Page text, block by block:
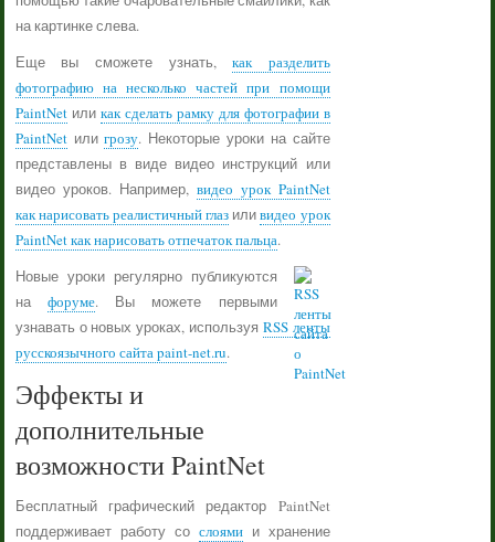
на картинке слева.
Еще вы сможете узнать,как разделить
фотографию на несколько частей при помощи
PaintNetили как сделать рамку для фотографии в
PaintNetилигрозу. Некоторые уроки на сайте
представлены в виде видео инструкций или
видео уроков. Например, видео урок PaintNet
как нарисовать реалистичный глаз иливидео урок
PaintNet как нарисовать отпечаток пальца.
Новые уроки регулярно публикуются
нафоруме. Вы можете первыми
узнавать о новых уроках, используя RSS ленты
русскоязычного сайта paint-net.ru.
Эффекты и
дополнительные
возможности PaintNet
Бесплатный графический редактор PaintNet
поддерживает работу со слоямии хранение